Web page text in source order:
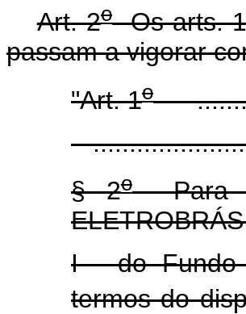
Art. 2oOs arts.
passam a vigorar
"Art. 1o
§ 2oPara a
I - do Fundo
termos do